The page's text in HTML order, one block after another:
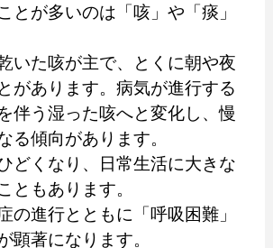
とが多いのは「咳」や「痰」
いた咳が主で、とくに朝や夜
があります。病気が進行する
伴う湿った咳へと変化し、慢
る傾向があります。
どくなり、日常生活に大きな
ともあります。
の進行とともに「呼吸困難」
顕著になります。